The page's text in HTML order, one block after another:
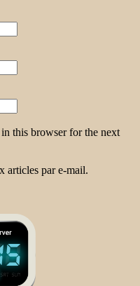
this browser for the next
articles par e-mail.